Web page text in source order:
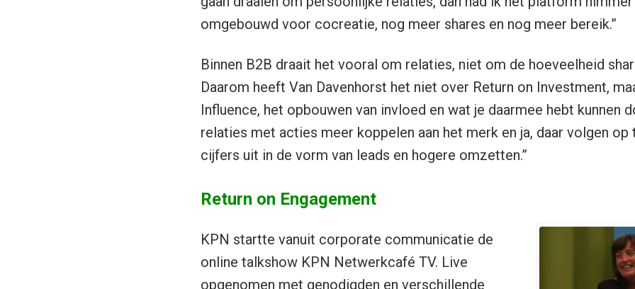
omgebouwd voor cocreatie, nog meer shares en nog meer bereik.”
Binnen B2B draait het vooral om relaties, niet om de hoeveelheid
Daarom heeft Van Davenhorst het niet over Return on Investment,
Influence, het opbouwen van invloed en wat je daarmee hebt kunnen
relaties met acties meer koppelen aan het merk en ja, daar volgen op
cijfers uit in de vorm van leads en hogere omzetten.”
Return on Engagement
KPN startte vanuit corporate communicatie de
online talkshow KPN Netwerkcafé TV. Live
opgenomen met genodigden en verschillende